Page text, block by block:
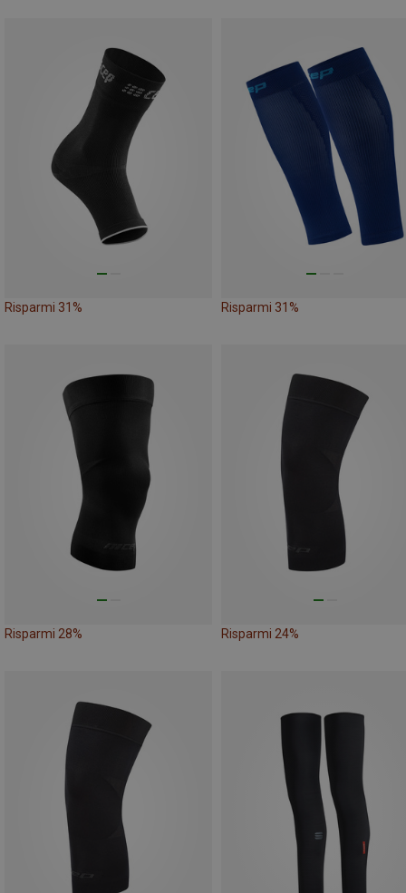
Risparmi 31% Risparmi 31%
Risparmi 28% Risparmi 24%